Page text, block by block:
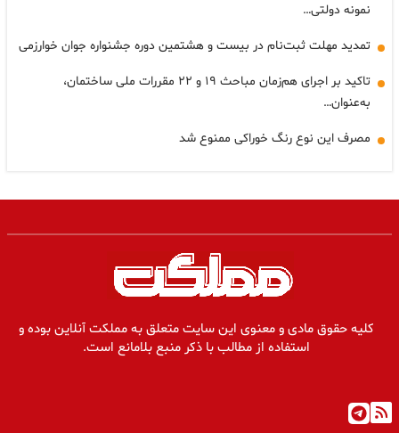
نمونه دولتی…
تمدید مهلت ثبت‌نام در بیست و هشتمین دوره جشنواره جوان خوارزمی
تاکید بر اجرای هم‌زمان مباحث ۱۹ و ۲۲ مقررات ملی ساختمان،
به‌عنوان…
مصرف این نوع رنگ خوراکی ممنوع شد
کلیه حقوق مادی و معنوی این سایت متعلق به مملکت آنلاین بوده و
استفاده از مطالب با ذکر منبع بلامانع است.